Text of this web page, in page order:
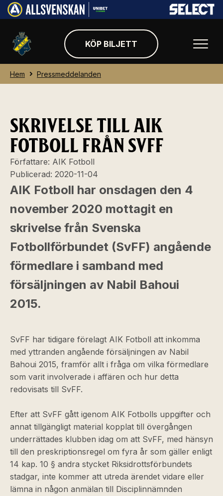
KÖP BILJETT
Hem Pressmeddelanden
SKRIVELSE TILL AIK
FOTBOLL FRÅN SVFF
Författare: AIK Fotboll
Publicerad: 2020-11-04
AIK Fotboll har onsdagen den 4
november 2020 mottagit en
skrivelse från Svenska
Fotbollförbundet (SvFF) angående
förmedlare i samband med
försäljningen av Nabil Bahoui
2015.
SvFF har tidigare förelagt AIK Fotboll att inkomma
med yttranden angående försäljningen av Nabil
Bahoui 2015, framför allt i fråga om vilka förmedlare
som varit involverade i affären och hur detta
redovisats till SvFF.
Efter att SvFF gått igenom AIK Fotbolls uppgifter och
annat tillgängligt material kopplat till övergången
underrättades klubben idag om att SvFF, med hänsyn
till den preskriptionsregel om fyra år som gäller enligt
14 kap. 10 § andra stycket Riksidrottsförbundets
stadgar, inte kommer att utreda ärendet vidare eller
lämna in någon anmälan till Disciplinnämnden